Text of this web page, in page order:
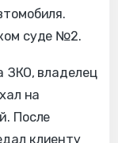
суде №2.
ЗКО, владелец
на
После
клиенту